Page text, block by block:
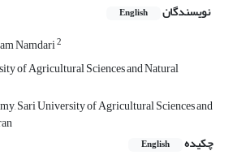
نویسندگان English
Namdari2
of Agricultural Sciences and Natural
Sari University of Agricultural Sciences and
چکیده
English